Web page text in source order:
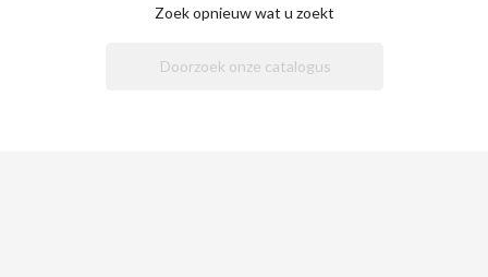
Zoek opnieuw wat u zoekt